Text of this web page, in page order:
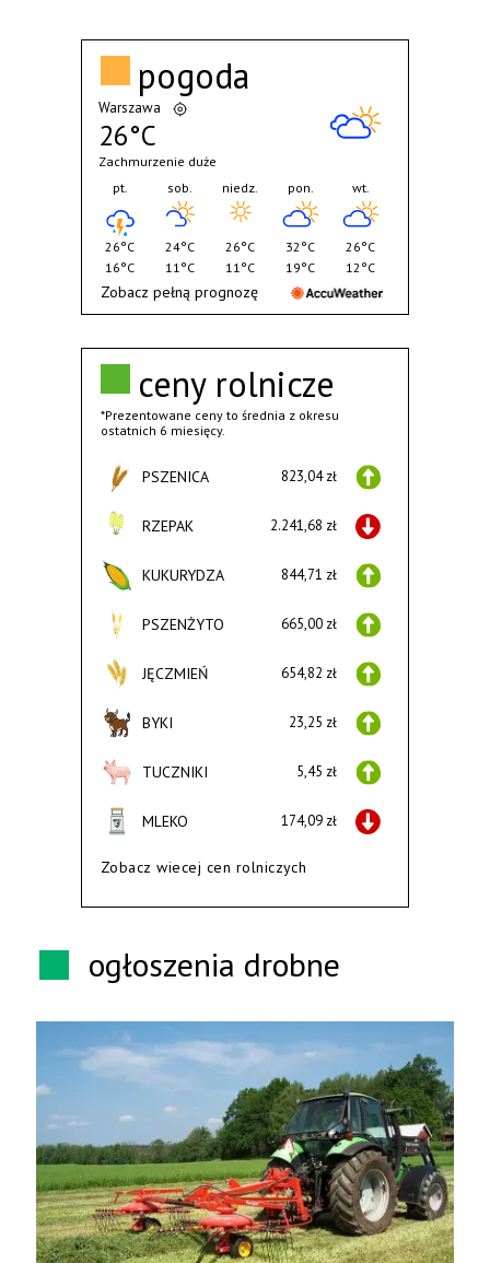
ceny rolnicze
*Prezentowane ceny to średnia z okresu
ostatnich 6 miesięcy.
PSZENICA 823,04 zł
RZEPAK 2.241,68 zł
KUKURYDZA 844,71 zł
PSZENŻYTO 665,00 zł
JĘCZMIEŃ 654,82 zł
BYKI 23,25 zł
TUCZNIKI 5,45 zł
MLEKO 174,09 zł
Zobacz wiecej cen rolniczych
pogoda
Warszawa
26°C
Zachmurzenie duże
pt.
26°C
16°C
sob.
24°C
11°C
niedz.
26°C
11°C
pon.
32°C
19°C
wt.
26°C
12°C
Zobacz pełną prognozę
ogłoszenia drobne